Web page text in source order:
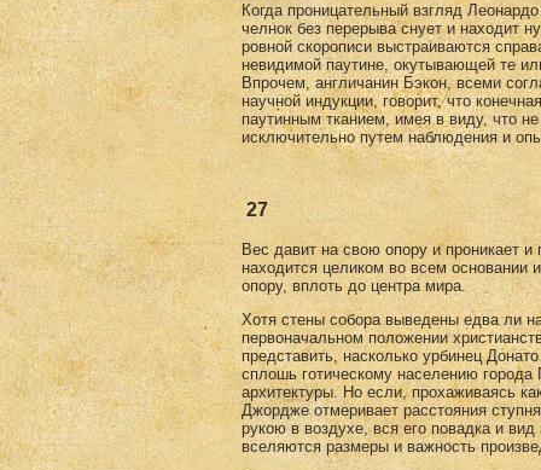
Когда проницательный взгляд
челнок без перерыва снует и находит
ровной скорописи выстраиваются
невидимой паутине, окутывающей те
Впрочем, англичанин Бэкон, всеми
научной индукции, говорит, что
паутинным тканием, имея в виду, что
исключительно путем наблюдения и
27
Вес давит на свою опору и проникает
находится целиком во всем основании
опору, вплоть до центра мира.
Хотя стены собора выведены едва ли
первоначальном положении
представить, насколько урбинец
сплошь готическому населению
архитектуры. Но если, прохаживаясь
Джордже отмеривает расстояния
рукою в воздухе, вся его повадка и
вселяются размеры и важность